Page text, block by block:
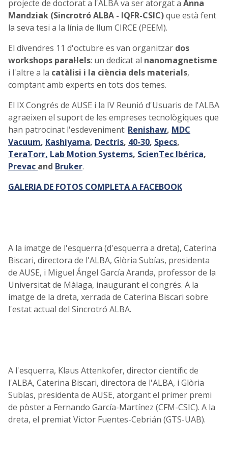
projecte de doctorat a l'ALBA va ser atorgat a Anna
Mandziak (Sincrotró ALBA - IQFR-CSIC)que està fent
la seva tesi a la línia de llum CIRCE (PEEM).
El divendres 11 d'octubre es van organitzar dos
workshops paral·lels: un dedicat al nanomagnetisme
i l'altre a la catàlisi i la ciència dels materials,
comptant amb experts en tots dos temes.
El IX Congrés de AUSE i la IV Reunió d'Usuaris de l'ALBA
agraeixen el suport de les empreses tecnològiques que
han patrocinat l'esdeveniment: Renishaw, MDC
Vacuum, Kashiyama, Dectris, 40-30, Specs,
TeraTorr, Lab Motion Systems, ScienTec Ibérica,
Prevac and Bruker.
GALERIA DE FOTOS COMPLETA A FACEBOOK
A la imatge de l'esquerra (d'esquerra a dreta), Caterina
Biscari, directora de l'ALBA, Glòria Subías, presidenta
de AUSE, i Miguel Ángel García Aranda, professor de la
Universitat de Màlaga, inaugurant el congrés. A la
imatge de la dreta, xerrada de Caterina Biscari sobre
l'estat actual del Sincrotró ALBA.
A l'esquerra, Klaus Attenkofer, director científic de
l'ALBA, Caterina Biscari, directora de l'ALBA, i Glòria
Subías, presidenta de AUSE, atorgant el primer premi
de pòster a Fernando García-Martínez (CFM-CSIC). A la
dreta, el premiat Victor Fuentes-Cebrián (GTS-UAB).